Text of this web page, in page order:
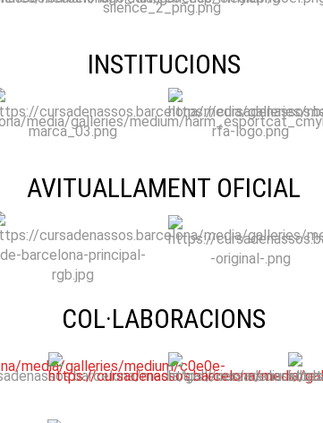
INSTITUCIONS
AVITUALLAMENT OFICIAL
COL·LABORACIONS